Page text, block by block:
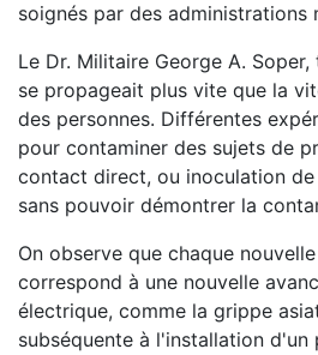
soignés par des administrations
Le Dr. Militaire George A.
se propageait plus vite que la
des personnes. Différentes
pour contaminer des sujets de
contact direct, ou inoculation de
sans pouvoir démontrer la
On observe que chaque
correspond à une nouvelle
électrique, comme la grippe
subséquente à l'installation d'un